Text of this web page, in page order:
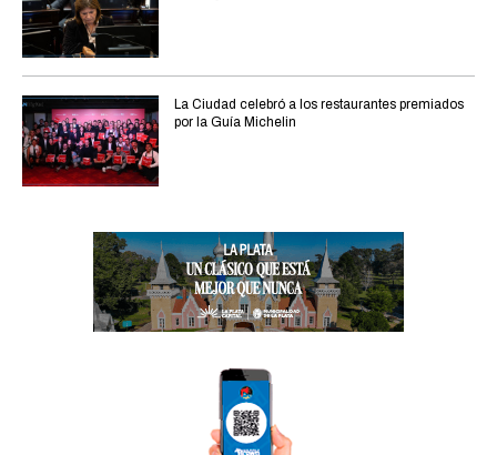
La Ciudad celebró a los restaurantes premiados
por la Guía Michelin